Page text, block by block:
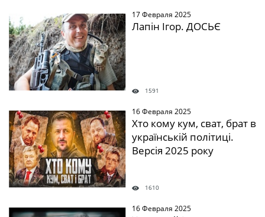
17 Февраля 2025
Лапін Ігор. ДОСЬЄ
1591
16 Февраля 2025
Хто кому кум, сват, брат в
українській політиці.
Версія 2025 року
1610
16 Февраля 2025